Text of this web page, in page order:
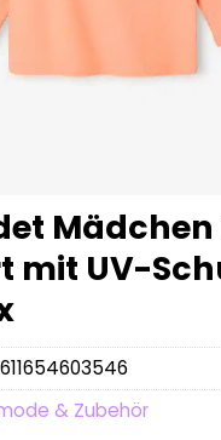
Mädchen
mit UV-
& Zubehör